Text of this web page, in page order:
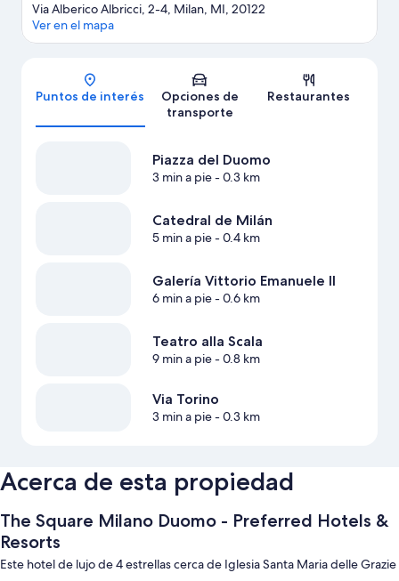
Mapa
Via Alberico Albricci, 2-4, Milan, MI, 20122
Ver en el mapa
Puntos de interés
Opciones de
transporte
Restaurantes
Piazza del Duomo
3 min a pie- 0.3 km
Catedral de Milán
5 min a pie- 0.4 km
Galería Vittorio Emanuele II
6 min a pie- 0.6 km
Teatro alla Scala
9 min a pie- 0.8 km
Via Torino
3 min a pie- 0.3 km
Acerca de esta propiedad
The Square Milano Duomo - Preferred Hotels &
Resorts
Este hotel de lujo de 4 estrellas cerca de Iglesia Santa Maria delle Grazie